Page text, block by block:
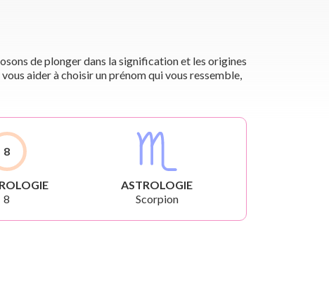
de plonger dans la signification et les origines
aider à choisir un prénom qui vous ressemble,
8
8
ASTROLOGIE
Scorpion